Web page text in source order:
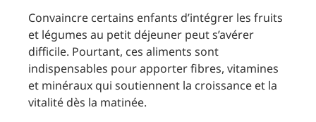
Convaincre certains enfants d’intégrer les fruits
et légumes au petit déjeuner peut s’avérer
difficile. Pourtant, ces aliments sont
indispensables pour apporter fibres, vitamines
et minéraux qui soutiennent la croissance et la
vitalité dès la matinée.